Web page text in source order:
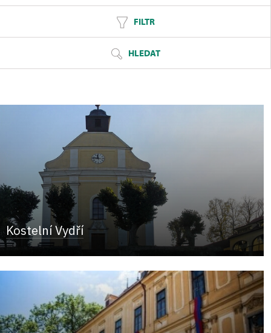
FILTR
HLEDAT
Kostelní Vydří